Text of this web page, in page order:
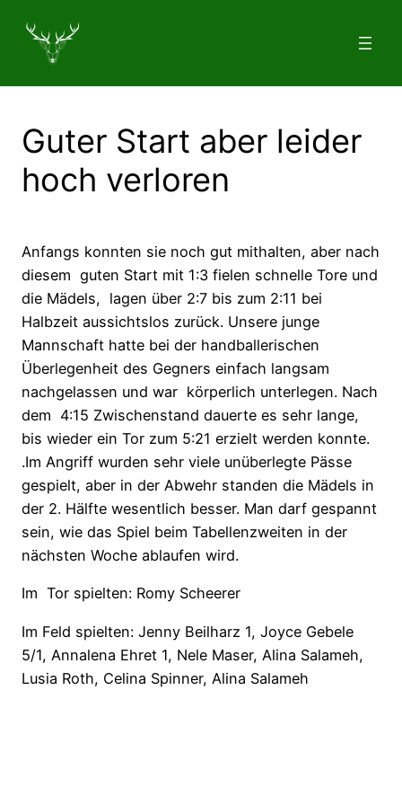
Inhalt
springen
Guter Start aber leider
hoch verloren
Anfangs konnten sie noch gut mithalten, aber nach
diesem guten Start mit 1:3 fielen schnelle Tore und
die Mädels, lagen über 2:7 bis zum 2:11 bei
Halbzeit aussichtslos zurück. Unsere junge
Mannschaft hatte bei der handballerischen
Überlegenheit des Gegners einfach langsam
nachgelassen und war körperlich unterlegen. Nach
dem 4:15 Zwischenstand dauerte es sehr lange,
bis wieder ein Tor zum 5:21 erzielt werden konnte.
.Im Angriff wurden sehr viele unüberlegte Pässe
gespielt, aber in der Abwehr standen die Mädels in
der 2. Hälfte wesentlich besser. Man darf gespannt
sein, wie das Spiel beim Tabellenzweiten in der
nächsten Woche ablaufen wird.
Im Tor spielten: Romy Scheerer
Im Feld spielten: Jenny Beilharz 1, Joyce Gebele
5/1, Annalena Ehret 1, Nele Maser, Alina Salameh,
Lusia Roth, Celina Spinner, Alina Salameh